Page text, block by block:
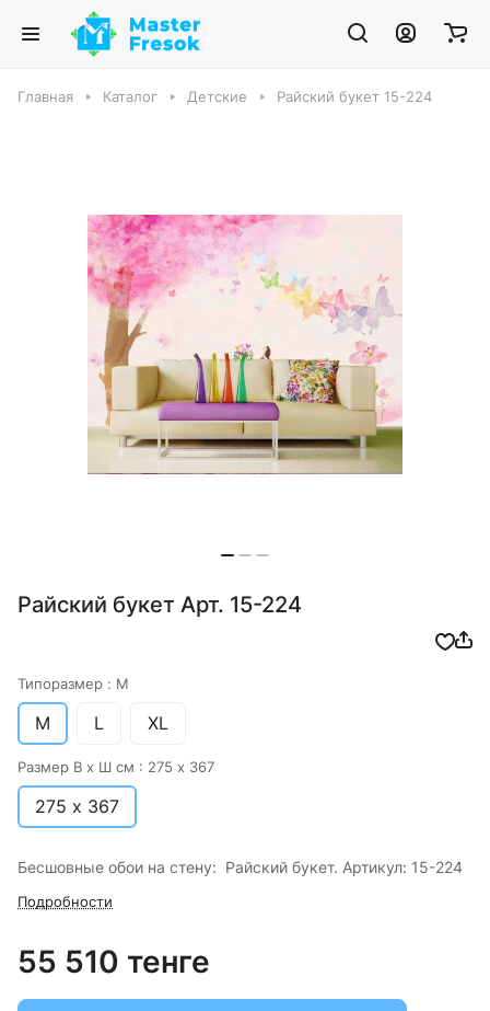
Главная Каталог Детские Райский букет 15-224
Райский букет Арт. 15-224
Типоразмер : M
M L XL
Размер В х Ш см : 275 х 367
275 х 367
Бесшовные обои на стену: Райский букет. Артикул: 15-224
Подробности
55 510 тенге